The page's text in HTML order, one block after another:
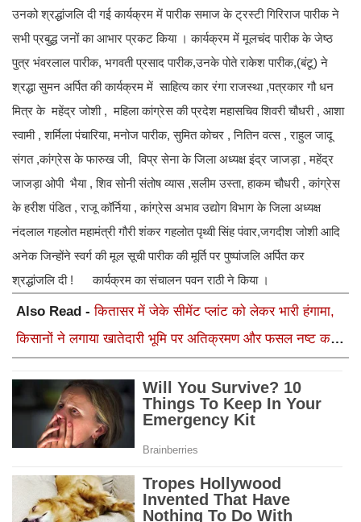
उनको श्रद्धांजलि दी गई कार्यक्रम में पारीक समाज के ट्रस्टी गिरिराज पारीक ने
सभी प्रबुद्ध जनों का आभार प्रकट किया । कार्यक्रम में मूलचंद पारीक के जेष्ठ
पुत्र भंवरलाल पारीक, भगवती प्रसाद पारीक,उनके पोते राकेश पारीक,(बंटू) ने
श्रद्धा सुमन अर्पित की कार्यक्रम में साहित्य कार रंगा राजस्था ,पत्रकार गौ धन
मित्र के महेंद्र जोशी , महिला कांग्रेस की प्रदेश महासचिव शिवरी चौधरी , आशा
स्वामी , शर्मिला पंचारिया, मनोज पारीक, सुमित कोचर , नितिन वत्स , राहुल जादू
संगत ,कांग्रेस के फारुख जी, विप्र सेना के जिला अध्यक्ष इंद्र जाजड़ा , महेंद्र
जाजड़ा ओपी भैया , शिव सोनी संतोष व्यास ,सलीम उस्ता, हाकम चौधरी , कांग्रेस
के हरीश पंडित , राजू कॉर्निया , कांग्रेस अभाव उद्योग विभाग के जिला अध्यक्ष
नंदलाल गहलोत महामंत्री गौरी शंकर गहलोत पृथ्वी सिंह पंवार,जगदीश जोशी आदि
अनेक जिन्होंने स्वर्ग की मूल सूची पारीक की मूर्ति पर पुष्पांजलि अर्पित कर
श्रद्धांजलि दी ! कार्यक्रम का संचालन पवन राठी ने किया ।
Also Read -कितासर में जेके सीमेंट प्लांट को लेकर भारी हंगामा,
किसानों ने लगाया खातेदारी भूमि पर अतिक्रमण और फसल नष्ट करने